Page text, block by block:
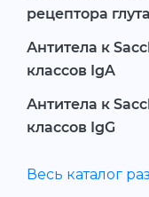
рецептора
Антитела к
классов IgA
Антитела к
классов IgG
Весь каталог